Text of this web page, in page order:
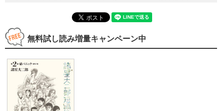
無料試し読み増量キャンペーン中